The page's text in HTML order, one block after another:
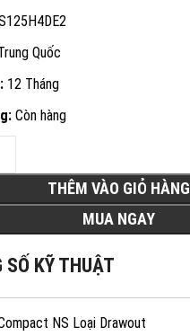
Quốc
12 Tháng
Còn hàng
THÊM VÀO GIỎ HÀNG
MUA NGAY
SỐ KỸ THUẬT
NS Loại Drawout